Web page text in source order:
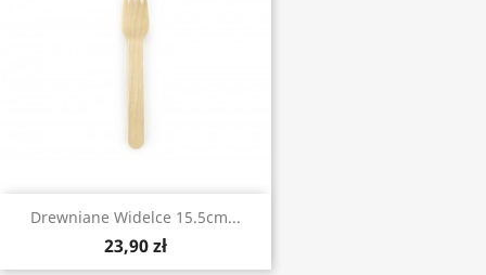
Drewniane Widelce 15.5cm...
23,90 zł